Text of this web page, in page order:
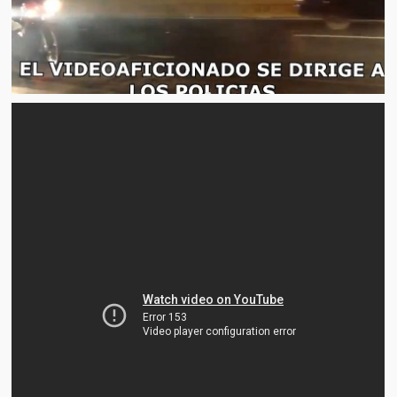
El Tipo y los Rojos en Los Teques (The Jerk and the Reds in
Teques)
Hablé con Chavistas (I spoke with chavistas)
Radio Emisoras y canales de televisión clausurados por el
de Chávez hasta el 2009